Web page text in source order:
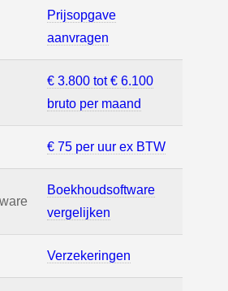
Prijsopgave
aanvragen
€ 3.800 tot € 6.100
bruto per maand
€ 75 per uur ex BTW
Boekhoudsoftware
vergelijken
Verzekeringen